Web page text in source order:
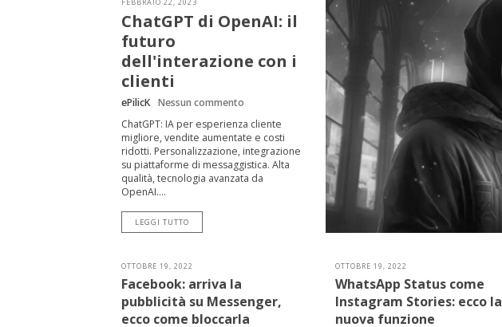
FEBBRAIO 22, 2023
ChatGPT di OpenAI: il
futuro
dell'interazione con i
clienti
ePilicK Nessun commento
ChatGPT: IA per esperienza cliente
migliore, vendite aumentate e costi
ridotti. Personalizzazione, integrazione
su piattaforme di messaggistica. Alta
qualità, tecnologia avanzata da
OpenAI....
LEGGI TUTTO
OTTOBRE 19, 2022
Facebook: arriva la
pubblicità su Messenger,
ecco come bloccarla
OTTOBRE 19, 2022
WhatsApp Status come
Instagram Stories: ecco la
nuova funzione